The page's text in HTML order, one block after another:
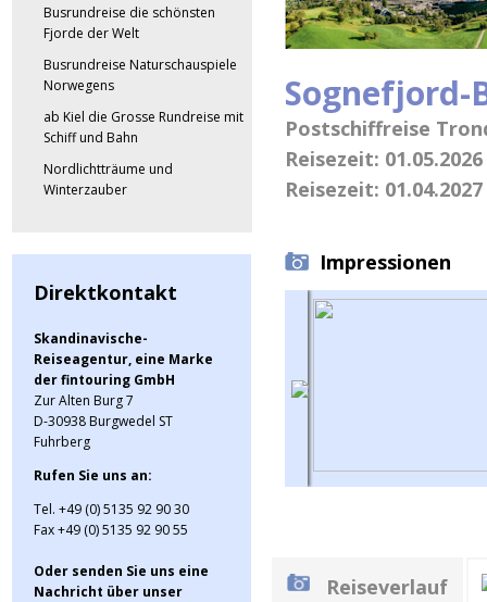
Busrundreise die schönsten
Fjorde der Welt
Busrundreise Naturschauspiele
Norwegens
ab Kiel die Grosse Rundreise mit
Schiff und Bahn
Nordlichtträume und
Winterzauber
Direktkontakt
Skandinavische-
Reiseagentur, eine Marke
der fintouring GmbH
Zur Alten Burg 7
D-30938 Burgwedel ST
Fuhrberg
Rufen Sie uns an:
Tel. +49 (0) 5135 92 90 30
Fax +49 (0) 5135 92 90 55
Oder senden Sie uns eine
Nachricht über unser
Postschiffreise
Reisezeit:
Reisezeit:
Impressionen
Reiseverlauf